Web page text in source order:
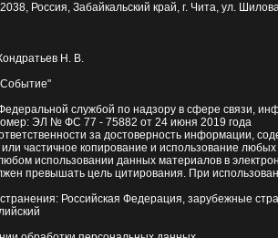
, Россия, Забайкальский край, г. Чита, ул.
Н. В.
службой по надзору в сфере связи,
ЭЛ № ФС 77 - 75882 от 24 июня 2019 года
за достоверность информации,
частичное копирование и использование
использовании данных материалов в
превышать цель цитирования. При
Российская Федерация, зарубежные